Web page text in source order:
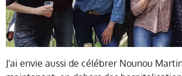
J'ai envie aussi de célébrer Nounou